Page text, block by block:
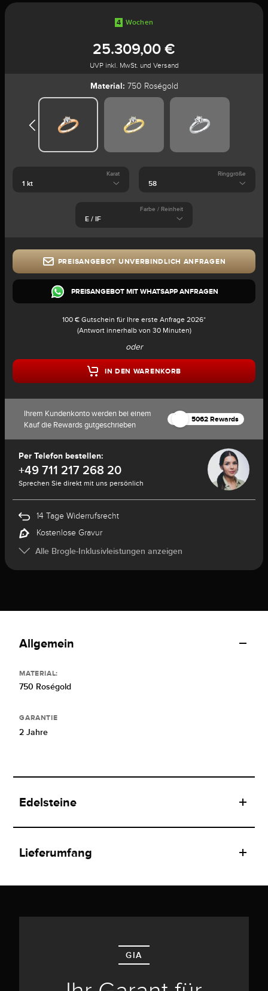
4 Wochen
25.309,00 €
UVP inkl. MwSt. und Versand
Material: 750 Roségold
Karat Ringgröße
Farbe / Reinheit
PREISANGEBOT UNVERBINDLICH ANFRAGEN
PREISANGEBOT MIT WHATSAPP ANFRAGEN
100 € Gutschein für Ihre erste Anfrage 2026*
(Antwort innerhalb von 30 Minuten)
oder
IN DEN WARENKORB
Ihrem Kundenkonto werden bei einem
Kauf die Rewards gutgeschrieben
5062 Rewards
Per Telefon bestellen:
+49 711 217 268 20
Sprechen Sie direkt mit uns persönlich
14 Tage Widerrufsrecht
Kostenlose Gravur
Alle Brogle-Inklusivleistungen anzeigen
Allgemein
MATERIAL:
750 Roségold
GARANTIE
2 Jahre
Edelsteine
Lieferumfang
GIA